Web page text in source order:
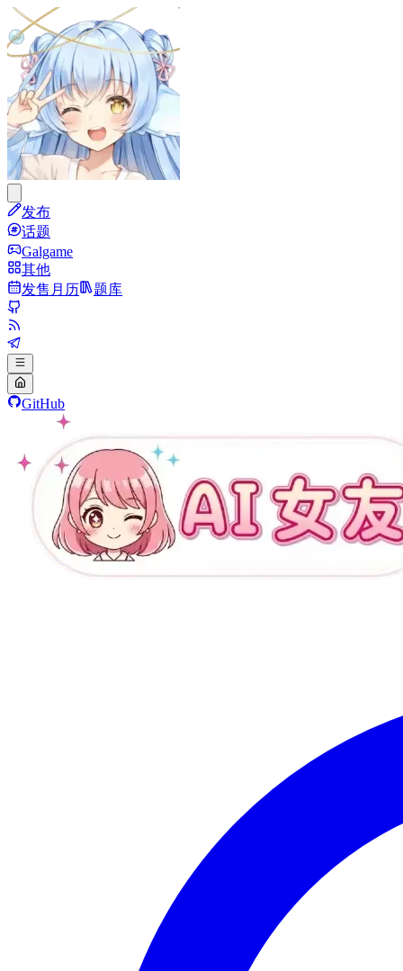
发布
话题
Galgame
其他
发售月历
题库
GitHub